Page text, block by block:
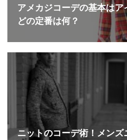
アメカジコーデの基本は
どの定番は何？
ニットのコーデ術！メン